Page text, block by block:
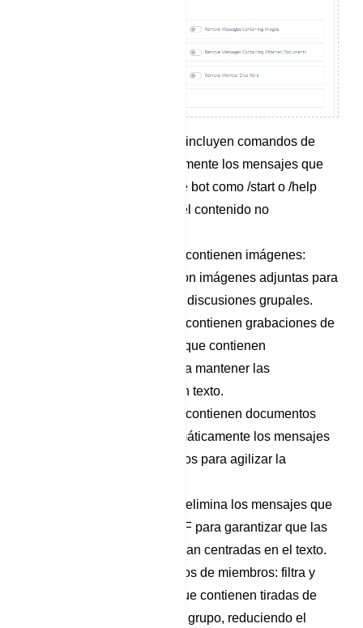
Eliminar mensajes que incluyen comandos de
bot: elimine automáticamente los mensajes que
contienen comandos de bot como /start o /help
para reducir el spam y el contenido no
Eliminar mensajes que contienen imágenes:
elimine los mensajes con imágenes adjuntas para
mantener el foco de las discusiones grupales.
Eliminar mensajes que contienen grabaciones de
voz: filtre los mensajes que contienen
grabaciones de voz para mantener las
discusiones basadas en texto.
Eliminar mensajes que contienen documentos
adjuntos: elimine automáticamente los mensajes
con documentos adjuntos para agilizar la
Eliminar stickers y GIF: elimina los mensajes que
contengan stickers y GIF para garantizar que las
discusiones permanezcan centradas en el texto.
Eliminar tiradas de dados de miembros: filtra y
elimina los mensajes que contienen tiradas de
dados de miembros del grupo, reduciendo el